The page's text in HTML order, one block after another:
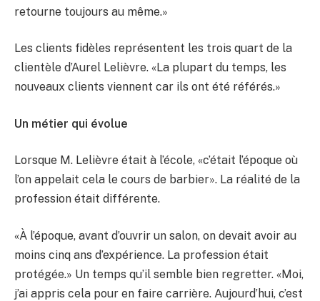
retourne toujours au même.»
Les clients fidèles représentent les trois quart de la
clientèle d’Aurel Lelièvre. «La plupart du temps, les
nouveaux clients viennent car ils ont été référés.»
Un métier qui évolue
Lorsque M. Lelièvre était à l’école, «c’était l’époque où
l’on appelait cela le cours de barbier». La réalité de la
profession était différente.
«À l’époque, avant d’ouvrir un salon, on devait avoir au
moins cinq ans d’expérience. La profession était
protégée.» Un temps qu’il semble bien regretter. «Moi,
j’ai appris cela pour en faire carrière. Aujourd’hui, c’est